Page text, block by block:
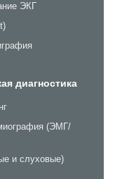
ЭКГ
диагностика
(ЭМГ/
и слуховые)